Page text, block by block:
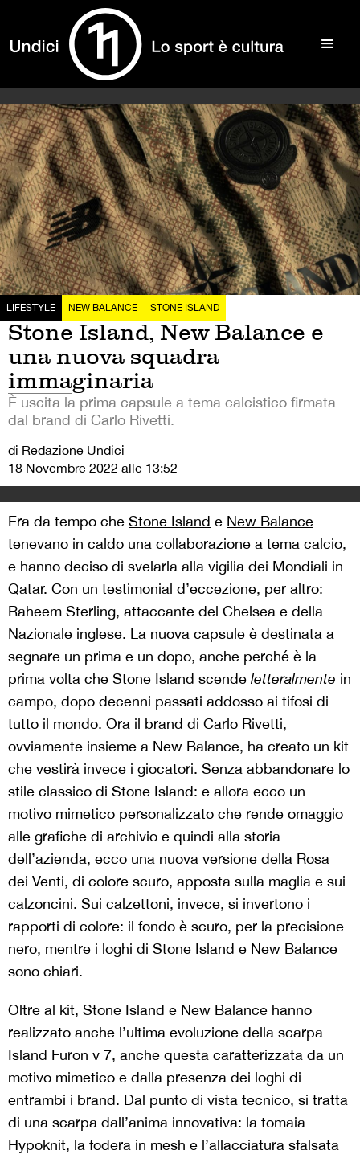
LIFESTYLE NEW BALANCE STONE ISLAND
Stone Island, New Balance e
una nuova squadra
immaginaria
È uscita la prima capsule a tema calcistico firmata
dal brand di Carlo Rivetti.
di Redazione Undici
18 Novembre 2022 alle 13:52
Era da tempo che Stone Island e New Balance
tenevano in caldo una collaborazione a tema calcio,
e hanno deciso di svelarla alla vigilia dei Mondiali in
Qatar. Con un testimonial d’eccezione, per altro:
Raheem Sterling, attaccante del Chelsea e della
Nazionale inglese. La nuova capsule è destinata a
segnare un prima e un dopo, anche perché è la
prima volta che Stone Island scende letteralmente in
campo, dopo decenni passati addosso ai tifosi di
tutto il mondo. Ora il brand di Carlo Rivetti,
ovviamente insieme a New Balance, ha creato un kit
che vestirà invece i giocatori. Senza abbandonare lo
stile classico di Stone Island: e allora ecco un
motivo mimetico personalizzato che rende omaggio
alle grafiche di archivio e quindi alla storia
dell’azienda, ecco una nuova versione della Rosa
dei Venti, di colore scuro, apposta sulla maglia e sui
calzoncini. Sui calzettoni, invece, si invertono i
rapporti di colore: il fondo è scuro, per la precisione
nero, mentre i loghi di Stone Island e New Balance
sono chiari.
Oltre al kit, Stone Island e New Balance hanno
realizzato anche l’ultima evoluzione della scarpa
Island Furon v 7, anche questa caratterizzata da un
motivo mimetico e dalla presenza dei loghi di
entrambi i brand. Dal punto di vista tecnico, si tratta
di una scarpa dall’anima innovativa: la tomaia
Hypoknit, la fodera in mesh e l’allacciatura sfalsata